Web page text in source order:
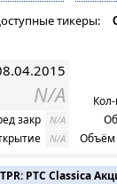
тикеры:
N/A
закр N/A
N/A
Объём
РТС Classica